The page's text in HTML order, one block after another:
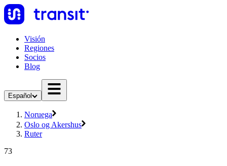
Visión
Regiones
Socios
Blog
Español
Noruega
Oslo og Akershus
Ruter
73